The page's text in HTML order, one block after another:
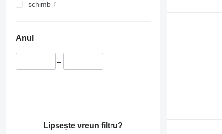
schimb
Anul
–
Lipsește vreun filtru?